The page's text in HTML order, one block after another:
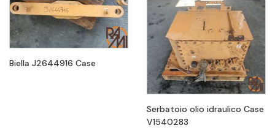
Biella J2644916 Case
Serbatoio olio idraulico Case
V1540283